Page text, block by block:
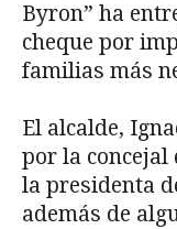
Byron” ha
cheque por
familias más
El alcalde,
por la
la presidenta
además de